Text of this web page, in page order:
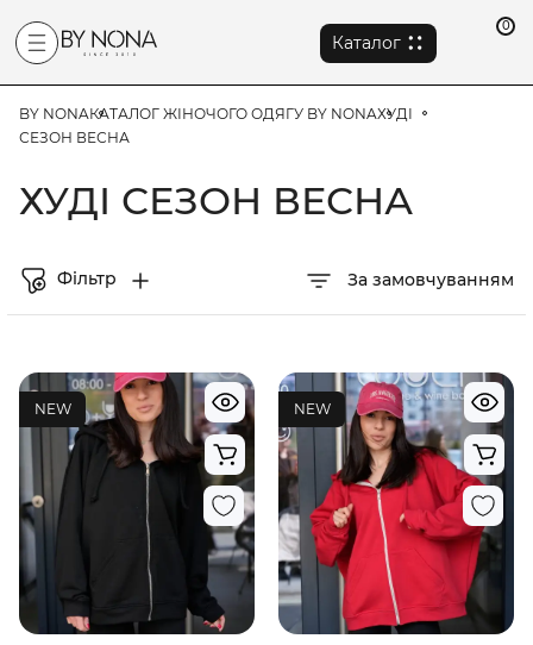
Каталог
0
BY NONAКАТАЛОГ ЖІНОЧОГО ОДЯГУ BY NONAХУДІ
СЕЗОН ВЕСНА
ХУДІ СЕЗОН ВЕСНА
Фільтр За замовчуванням
NEW NEW